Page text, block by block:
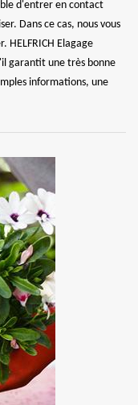
d'entrer en contact
Dans ce cas, nous vous
HELFRICH Elagage
garantit une très bonne
informations, une